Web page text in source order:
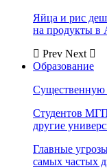
Яйца и рис
на продукты в
Prev Next
Образование
Существенную
Студентов
другие
Главные
самых частых